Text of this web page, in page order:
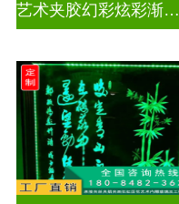
艺术夹胶幻彩炫彩渐变玻璃